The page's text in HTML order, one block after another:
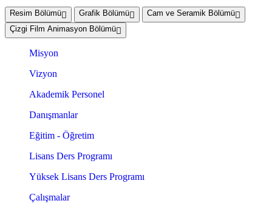
Resim Bölümü Grafik Bölümü
Cam ve Seramik Bölümü
Çizgi Film Animasyon Bölümü
Misyon
Vizyon
Akademik Personel
Danışmanlar
Eğitim - Öğretim
Lisans Ders Programı
Yüksek Lisans Ders Programı
Çalışmalar